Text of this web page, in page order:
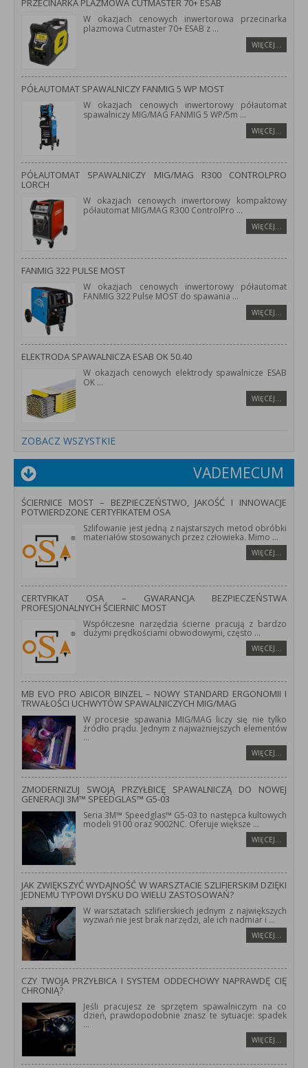
PRZECINARKA PLAZMOWA CUTMASTER 70+ ESAB
W okazjach cenowych inwertorowa przecinarka
plazmowa Cutmaster 70+ ESAB z ...
WIĘCEJ…
PÓŁAUTOMAT SPAWALNICZY FANMIG 5 WP MOST
W okazjach cenowych inwertorowy półautomat
spawalniczy MIG/MAG FANMIG 5 WP/5m ...
WIĘCEJ…
PÓŁAUTOMAT SPAWALNICZY MIG/MAG R300 CONTROLPRO
LORCH
W okazjach cenowych inwertorowy kompaktowy
półautomat MIG/MAG R300 ControlPro ...
WIĘCEJ…
FANMIG 322 PULSE MOST
W okazjach cenowych inwertorowy półautomat
FANMIG 322 Pulse MOST do spawania ...
WIĘCEJ…
ELEKTRODA SPAWALNICZA ESAB OK 50.40
W okazjach cenowych elektrody spawalnicze ESAB
OK ...
WIĘCEJ…
ZOBACZ WSZYSTKIE
VADEMECUM
ŚCIERNICE MOST – BEZPIECZEŃSTWO, JAKOŚĆ I INNOWACJE
POTWIERDZONE CERTYFIKATEM OSA
Szlifowanie jest jedną z najstarszych metod obróbki
materiałów stosowanych przez człowieka. Mimo ...
WIĘCEJ…
CERTYFIKAT OSA – GWARANCJA BEZPIECZEŃSTWA
PROFESJONALNYCH ŚCIERNIC MOST
Współczesne narzędzia ścierne pracują z bardzo
dużymi prędkościami obwodowymi, często ...
WIĘCEJ…
MB EVO PRO ABICOR BINZEL – NOWY STANDARD ERGONOMII I
TRWAŁOŚCI UCHWYTÓW SPAWALNICZYCH MIG/MAG
W procesie spawania MIG/MAG liczy się nie tylko
źródło prądu. Jednym z najważniejszych elementów
...
WIĘCEJ…
ZMODERNIZUJ SWOJĄ PRZYŁBICĘ SPAWALNICZĄ DO NOWEJ
GENERACJI 3M™ SPEEDGLAS™ G5-03
Seria 3M™ Speedglas™ G5-03 to następca kultowych
modeli 9100 oraz 9002NC. Oferuje większe ...
WIĘCEJ…
JAK ZWIĘKSZYĆ WYDAJNOŚĆ W WARSZTACIE SZLIFIERSKIM DZIĘKI
JEDNEMU TYPOWI DYSKU DO WIELU ZASTOSOWAŃ?
W warsztatach szlifierskiech jednym z największych
wyzwań nie jest brak narzędzi, ale ich nadmiar i ...
WIĘCEJ…
CZY TWOJA PRZYŁBICA I SYSTEM ODDECHOWY NAPRAWDĘ CIĘ
CHRONIĄ?
Jeśli pracujesz ze sprzętem spawalniczym na co
dzień, prawdopodobnie znasz te sytuacje: spadek
...
WIĘCEJ…